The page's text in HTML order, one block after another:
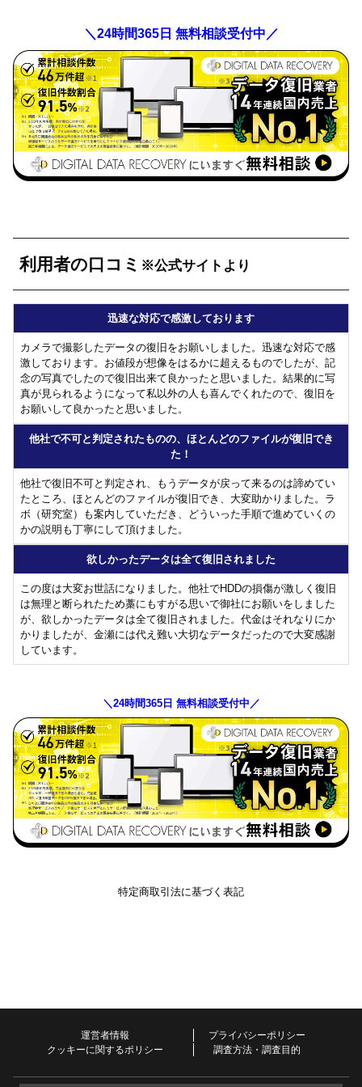
＼24時間365日 無料相談受付中／
利用者の口コミ ※公式サイトより
迅速な対応で感激しております
カメラで撮影したデータの復旧をお願いしました。迅速な対応で感
激しております。お値段が想像をはるかに超えるものでしたが、記
念の写真でしたので復旧出来て良かったと思いました。結果的に写
真が見られるようになって私以外の人も喜んでくれたので、復旧を
お願いして良かったと思いました。
他社で不可と判定されたものの、ほとんどのファイルが復旧でき
た！
他社で復旧不可と判定され、もうデータが戻って来るのは諦めてい
たところ、ほとんどのファイルが復旧でき、大変助かりました。ラ
ボ（研究室）も案内していただき、どういった手順で進めていくの
かの説明も丁寧にして頂けました。
欲しかったデータは全て復旧されました
この度は大変お世話になりました。他社でHDDの損傷が激しく復旧
は無理と断られたため藁にもすがる思いで御社にお願いをしました
が、欲しかったデータは全て復旧されました。代金はそれなりにか
かりましたが、金瀬には代え難い大切なデータだったので大変感謝
しています。
＼24時間365日 無料相談受付中／
特定商取引法に基づく表記
運営者情報
プライバシーポリシー
クッキーに関するポリシー
調査方法・調査目的